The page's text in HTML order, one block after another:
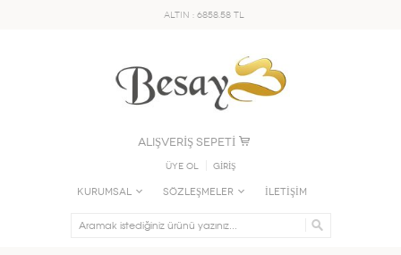
ALTIN : 6858.58 TL
ALIŞVERİŞ SEPETİ
Üye Ol GİRİŞ
KURUMSAL SÖZLEŞMELER İLETİŞİM